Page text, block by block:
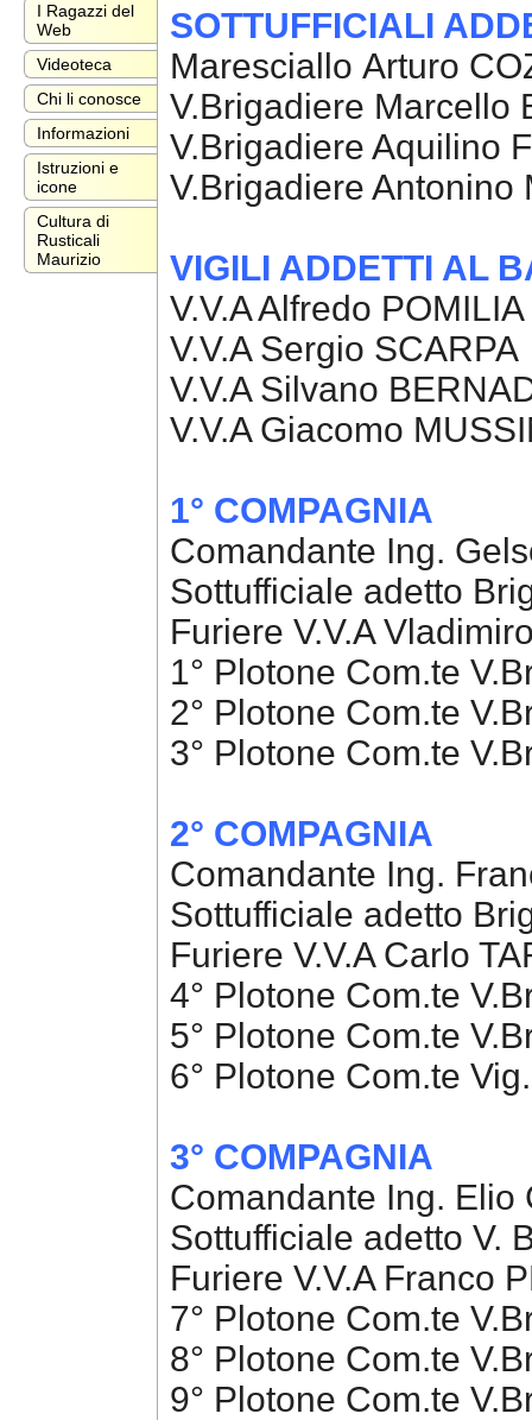
I Ragazzi del
Web
Videoteca
Chi li conosce
Informazioni
Istruzioni e
icone
Cultura di
Rusticali
Maurizio
SOTTUFFICIALI
Maresciallo Arturo
V.Brigadiere Marcello
V.Brigadiere Aquilino
V.Brigadiere Antonino
VIGILI ADDETTI AL
V.V.A Alfredo POMILIA
V.V.A Sergio SCARPA
V.V.A Silvano
V.V.A Giacomo
1° COMPAGNIA
Comandante Ing.
Sottufficiale adetto
Furiere V.V.A
1° Plotone Com.te
2° Plotone Com.te
3° Plotone Com.te
2° COMPAGNIA
Comandante Ing.
Sottufficiale adetto
Furiere V.V.A Carlo
4° Plotone Com.te
5° Plotone Com.te
6° Plotone Com.te
3° COMPAGNIA
Comandante Ing. Elio
Sottufficiale adetto V.
Furiere V.V.A Franco
7° Plotone Com.te
8° Plotone Com.te
9° Plotone Com.te